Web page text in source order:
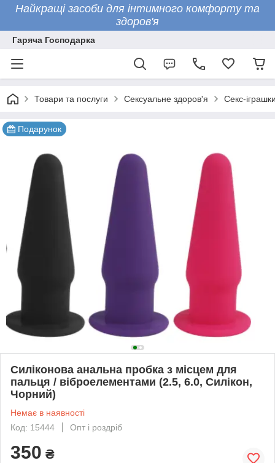
Найкращі засоби для інтимного комфорту та
здоров'я
Гаряча Господарка
Товари та послуги Сексуальне здоров'я Секс-
Подарунок
Силіконова анальна пробка з місцем для
пальця / віброелементами (2.5, 6.0, Силікон,
Чорний)
Немає в наявності
Код: 15444
Опт і роздріб
350 ₴